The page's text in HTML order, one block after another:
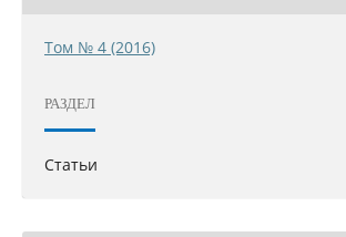
Том № 4 (2016)
РАЗДЕЛ
Статьи